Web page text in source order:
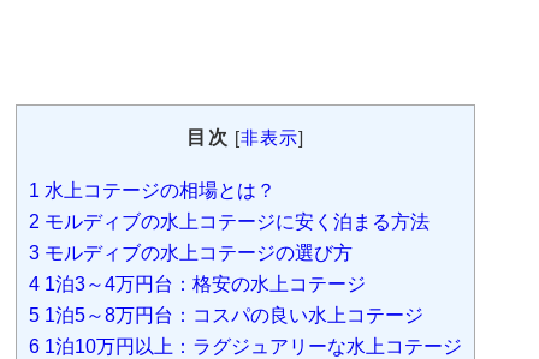
目次 [非表示]
1 水上コテージの相場とは？
2 モルディブの水上コテージに安く泊まる方法
3 モルディブの水上コテージの選び方
4 1泊3～4万円台：格安の水上コテージ
5 1泊5～8万円台：コスパの良い水上コテージ
6 1泊10万円以上：ラグジュアリーな水上コテージ